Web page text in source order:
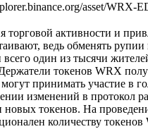
asset/WRX-
торговой активности и
ведь обменять
один из тысячи
токенов WRX
принимать участие в
изменений в протокол
новых токенов. На
количеству токенов